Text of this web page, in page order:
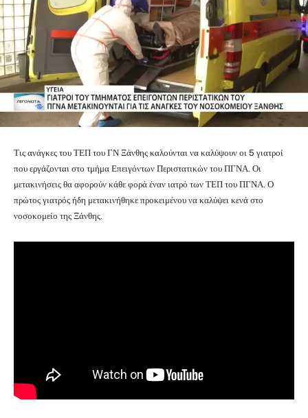
Τις ανάγκες του ΤΕΠ του ΓΝ Ξάνθης καλούνται να καλύψουν οι 5 γιατροί
που εργάζονται στο τμήμα Επειγόντων Περιστατικών του ΠΓΝΑ. Οι
μετακινήσεις θα αφορούν κάθε φορά έναν ιατρό των ΤΕΠ του ΠΓΝΑ. Ο
πρώτος γιατρός ήδη μετακινήθηκε προκειμένου να καλύψει κενά στο
νοσοκομείο της Ξάνθης.